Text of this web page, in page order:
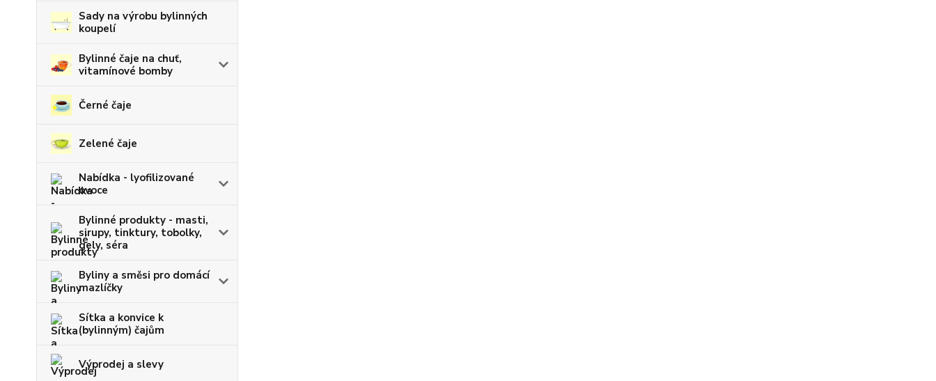
Sady na výrobu bylinných
koupelí
Bylinné čaje na chuť,
vitamínové bomby
Černé čaje
Zelené čaje
Nabídka - lyofilizované
ovoce
Bylinné produkty - masti,
sirupy, tinktury, tobolky,
gely, séra
Byliny a směsi pro domácí
mazlíčky
Sítka a konvice k
(bylinným) čajům
Výprodej a slevy